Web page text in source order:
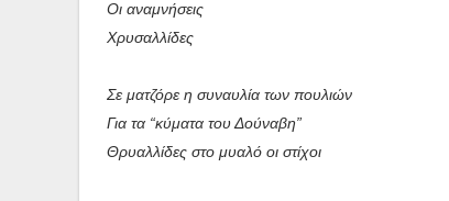
Οι αναμνήσεις
Χρυσαλλίδες
Σε ματζόρε η συναυλία των πουλιών
Για τα “κύματα του Δούναβη”
Θρυαλλίδες στο μυαλό οι στίχοι